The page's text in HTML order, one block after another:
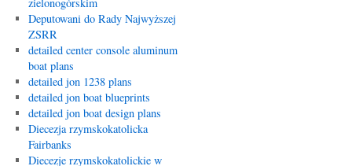
Deputowani do Rady Najwyższej
ZSRR
detailed center console aluminum
boat plans
detailed jon 1238 plans
detailed jon boat blueprints
detailed jon boat design plans
Diecezja rzymskokatolicka
Fairbanks
Diecezje rzymskokatolickie w